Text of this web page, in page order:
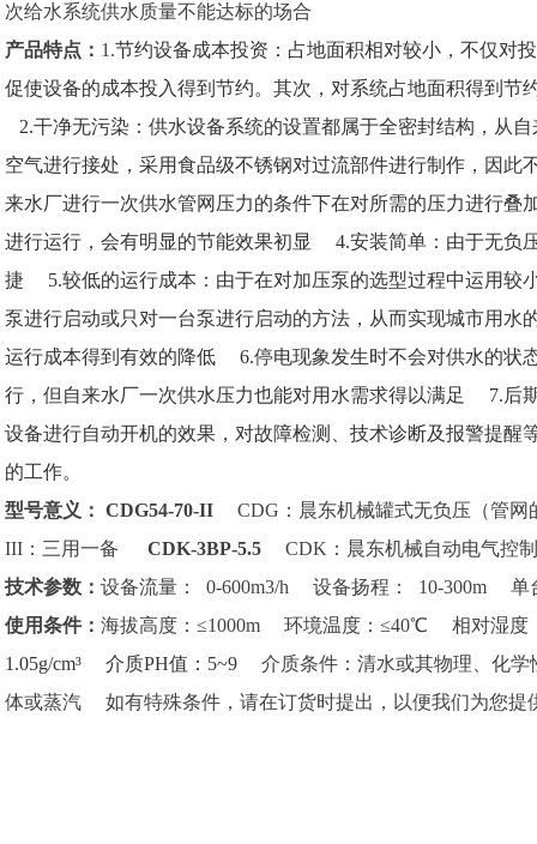
次给水系统供水质量不能达标的场合
产品特点： 1.节约设备成本投资：占地面积相对较小，不仅对
促使设备的成本投入得到节约。其次，对系统占地面积得到
2.干净无污染：供水设备系统的设置都属于全密封结构，从
空气进行接处，采用食品级不锈钢对过流部件进行制作，因
来水厂进行一次供水管网压力的条件下在对所需的压力进行
进行运行，会有明显的节能效果初显 4.安装简单：由于无负
捷 5.较低的运行成本：由于在对加压泵的选型过程中运用较
泵进行启动或只对一台泵进行启动的方法，从而实现城市用
运行成本得到有效的降低 6.停电现象发生时不会对供水的状
行，但自来水厂一次供水压力也能对用水需求得以满足 7.后
设备进行自动开机的效果，对故障检测、技术诊断及报警提
的工作。
型号意义： CDG54-70-II CDG：晨东机械罐式无负压（管
III：三用一备
CDK-3BP-5.5 CDK：晨东机械自动电气
技术参数： 设备流量： 0-600m3/h 设备扬程： 10-300m 单
使用条件： 海拔高度：≤1000m 环境温度：≤40℃ 相对湿度
1.05g/cm³ 介质PH值：5~9 介质条件：清水或其物理、化
体或蒸汽 如有特殊条件，请在订货时提出，以便我们为您提